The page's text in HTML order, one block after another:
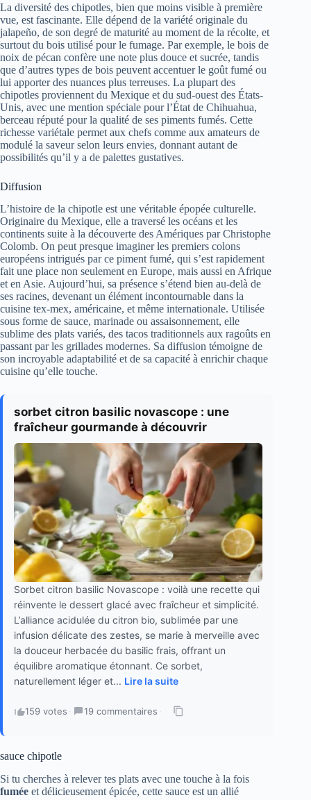
La diversité des chipotles, bien que moins visible à première
vue, est fascinante. Elle dépend de la variété originale du
jalapeño, de son degré de maturité au moment de la récolte, et
surtout du bois utilisé pour le fumage. Par exemple, le bois de
noix de pécan confère une note plus douce et sucrée, tandis
que d’autres types de bois peuvent accentuer le goût fumé ou
lui apporter des nuances plus terreuses. La plupart des
chipotles proviennent du Mexique et du sud-ouest des États-
Unis, avec une mention spéciale pour l’État de Chihuahua,
berceau réputé pour la qualité de ses piments fumés. Cette
richesse variétale permet aux chefs comme aux amateurs de
modulé la saveur selon leurs envies, donnant autant de
possibilités qu’il y a de palettes gustatives.
Diffusion
L’histoire de la chipotle est une véritable épopée culturelle.
Originaire du Mexique, elle a traversé les océans et les
continents suite à la découverte des Amériques par Christophe
Colomb. On peut presque imaginer les premiers colons
européens intrigués par ce piment fumé, qui s’est rapidement
fait une place non seulement en Europe, mais aussi en Afrique
et en Asie. Aujourd’hui, sa présence s’étend bien au-delà de
ses racines, devenant un élément incontournable dans la
cuisine tex-mex, américaine, et même internationale. Utilisée
sous forme de sauce, marinade ou assaisonnement, elle
sublime des plats variés, des tacos traditionnels aux ragoûts en
passant par les grillades modernes. Sa diffusion témoigne de
son incroyable adaptabilité et de sa capacité à enrichir chaque
cuisine qu’elle touche.
sorbet citron basilic novascope : une
fraîcheur gourmande à découvrir
Sorbet citron basilic Novascope : voilà une recette qui
réinvente le dessert glacé avec fraîcheur et simplicité.
L’alliance acidulée du citron bio, sublimée par une
infusion délicate des zestes, se marie à merveille avec
la douceur herbacée du basilic frais, offrant un
équilibre aromatique étonnant. Ce sorbet,
naturellement léger et... Lire la suite
159 votes · 19 commentaires ·
sauce chipotle
Si tu cherches à relever tes plats avec une touche à la fois
fumée et délicieusement épicée, cette sauce est un allié